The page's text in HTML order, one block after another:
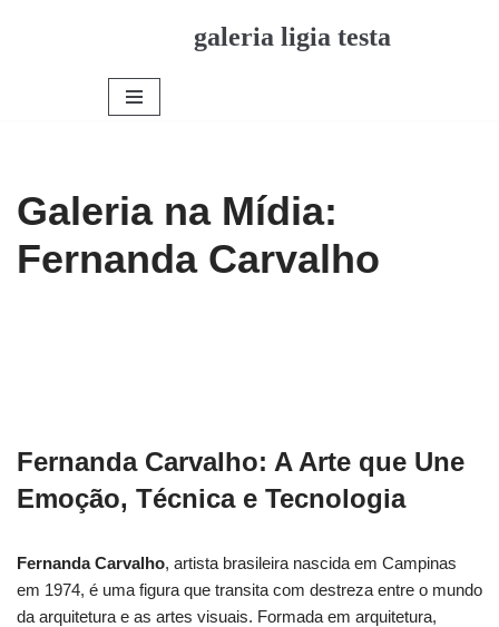
galeria ligia testa
Galeria na Mídia:
Fernanda Carvalho
Fernanda Carvalho: A Arte que Une
Emoção, Técnica e Tecnologia
Fernanda Carvalho, artista brasileira nascida em Campinas
em 1974, é uma figura que transita com destreza entre o mundo
da arquitetura e as artes visuais. Formada em arquitetura,